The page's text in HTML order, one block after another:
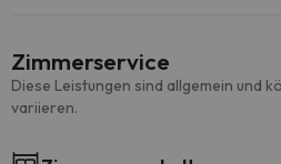
Zimmerservice
Diese Leistungen sind allgemein und
variieren.